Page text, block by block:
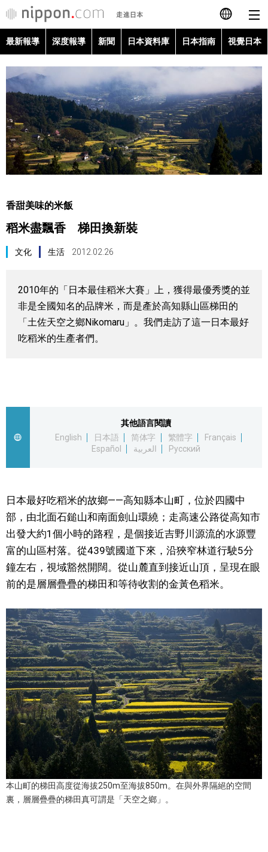
日本語
简体字
Français
Español
最新報導
深度報導
日本指南
視覺日本
臺灣香港
財經
文化
科學技術
生活
運動
娛樂
教育
工作勞動
家庭
最新報導 深度報導 新聞 日本資料庫 日本指南 視覺日本
香甜美味的米飯
稻米盡飄香 梯田換新裝
文化 生活 2012.02.26
2010年的「日本最佳稻米大賽」上，獲得最優秀獎的並
非是全國知名的品牌米，而是產於高知縣山區梯田的
「土佐天空之鄉Nikomaru」。我們走訪了這一日本最好
吃稻米的生產者們。
其他語言閱讀
English
日本語 简体字 繁體字
Français
Español
العربية Русский
日本最好吃稻米的故鄉——高知縣本山町，位於四國中
部，由北面石鎚山和南面劍山環繞；走高速公路從高知市
出發大約1個小時的路程，是個接近吉野川源流的水源豐
富的山區村落。從439號國道下來，沿狹窄林道行駛5分
鐘左右，視域豁然開闊。從山麓直到接近山頂，呈現在眼
前的是層層疊疊的梯田和等待收割的金黃色稻米。
本山町的梯田高度從海拔250m至海拔850m。在與外界隔絕的空間
裏，層層疊疊的梯田真可謂是「天空之鄉」。